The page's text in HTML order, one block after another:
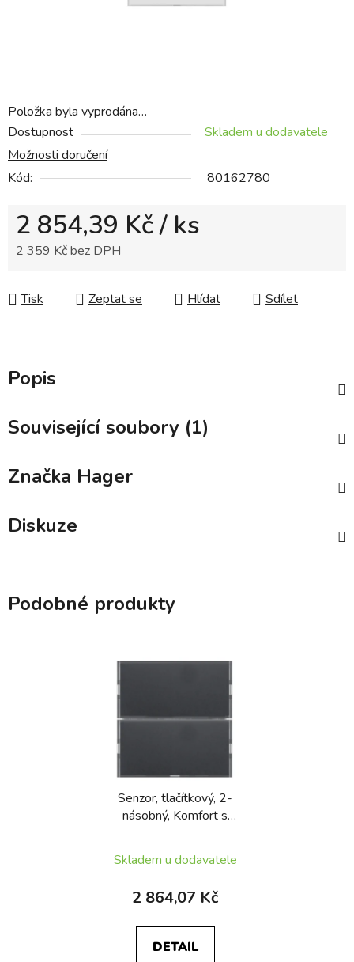
Položka byla vyprodána…
Dostupnost
Skladem u dodavatele
Možnosti doručení
Kód:
80162780
2 854,39 Kč/ ks
2 359 Kč bez DPH
Tisk
Zeptat se Hlídat Sdílet
Popis
Související soubory (1)
Značka Hager
Diskuze
Podobné produkty
Senzor, tlačítkový, 2-
násobný, Komfort s
antracit/alu
Skladem u dodavatele
2 864,07 Kč
DETAIL